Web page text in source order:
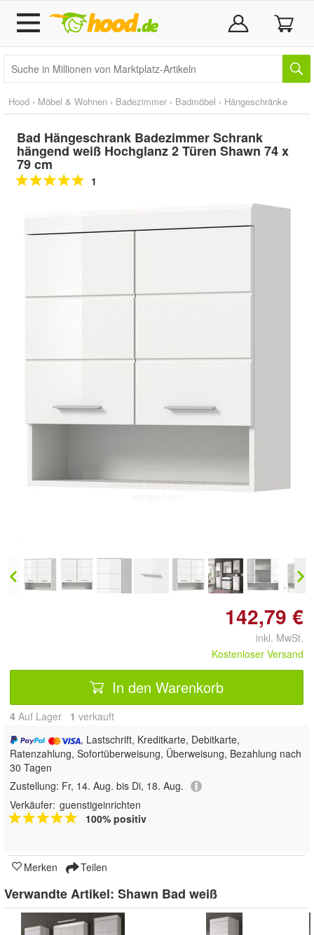
Hood › Möbel & Wohnen › Badezimmer › Badmöbel › Hängeschränke
Bad Hängeschrank Badezimmer Schrank
hängend weiß Hochglanz 2 Türen Shawn 74 x
79 cm
1
Doppelt antippen zum
142,79 €
inkl. MwSt.
Kostenloser Versand
In den Warenkorb
4 Auf Lager 1 verkauft
, Lastschrift, Kreditkarte, Debitkarte,
Ratenzahlung, Sofortüberweisung, Überweisung, Bezahlung nach
30 Tagen
Zustellung: Fr, 14. Aug. bis Di, 18. Aug.
Verkäufer: guenstigeinrichten
100% positiv
Merken Teilen
Verwandte Artikel: Shawn Bad weiß